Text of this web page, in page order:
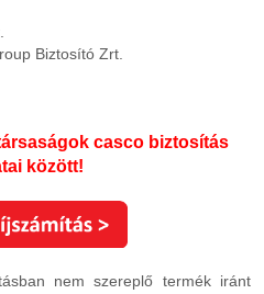
Biztosító Zrt.
casco biztosítás
között!
nem szereplő termék iránt